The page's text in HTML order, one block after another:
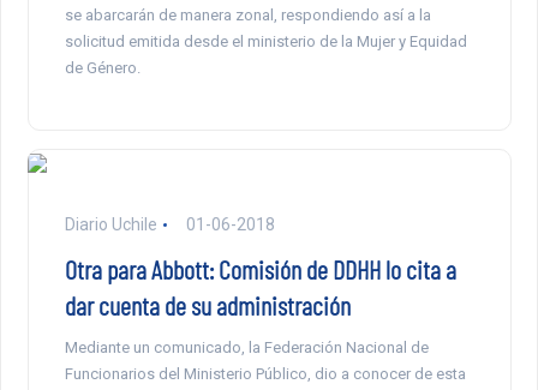
se abarcarán de manera zonal, respondiendo así a la
solicitud emitida desde el ministerio de la Mujer y Equidad
de Género.
Diario Uchile 01-06-2018
Otra para Abbott: Comisión de DDHH lo cita a
dar cuenta de su administración
Mediante un comunicado, la Federación Nacional de
Funcionarios del Ministerio Público, dio a conocer de esta